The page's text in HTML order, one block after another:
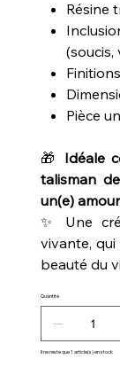
Résine
Pièce
🎁 Idéale
talisman
un(e)
✨ Une
vivante,
beauté du
Quantité
Il ne reste que 1 article(s) en stock